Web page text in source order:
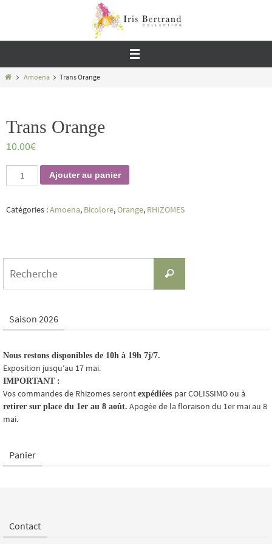
contenu
HomeAmoena Trans Orange
Trans Orange
10.00€
quantité
de
Orange
Ajouter au panier
Catégories :Amoena, Bicolore,Orange, RHIZOMES
Recherche
Saison 2026
Nous restons disponibles de 10h à 19h 7j/7.
Exposition jusqu’au 17 mai.
IMPORTANT :
Vos commandes de Rhizomes seront expédiées par COLISSIMO ou à
retirer sur place du 1er au 8 août. Apogée de la floraison du 1er mai au 8
mai.
Panier
Contact